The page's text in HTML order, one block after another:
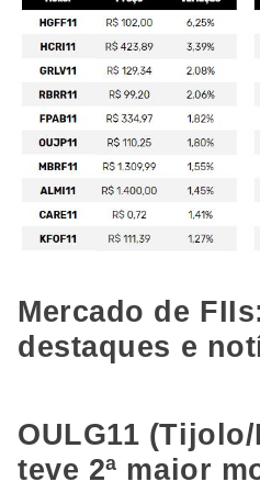
Mercado de
destaques e
OULG11
teve 2ª maior